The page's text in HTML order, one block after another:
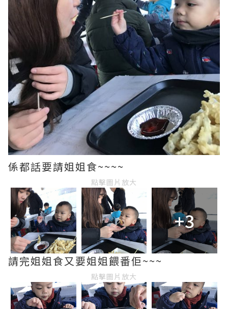
係都話要請姐姐食~~~~
點擊圖片放大
+3
請完姐姐食又要姐姐餵番佢~~~
點擊圖片放大